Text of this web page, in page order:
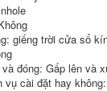
giếng trời cửa sổ
đóng: Gấp lên và
vụ cài đặt hay